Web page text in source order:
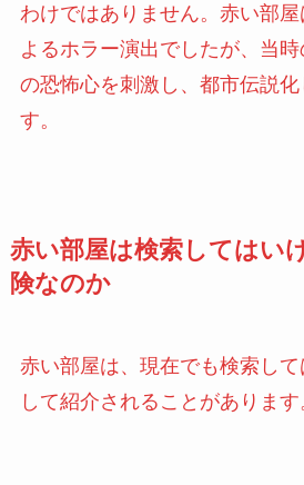
わけではありません。赤い部
よるホラー演出でしたが、当
の恐怖心を刺激し、都市伝説
す。
赤い部屋は検索してはい
険なのか
赤い部屋は、現在でも検索し
して紹介されることがあります